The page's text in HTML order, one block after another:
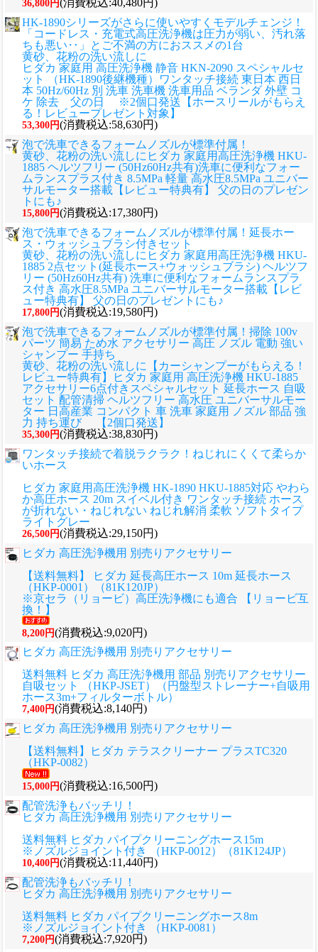
36,800円(消費税込:40,480円)
HK-1890シリーズがさらに使いやすくモデルチェンジ！
「コードレス・充電式高圧洗浄機は圧力が弱い、汚れ落
ちも悪い‥」とご不満の方におススメの1台
黄砂、花粉の洗い流しに
ヒダカ 家庭用 高圧洗浄機 静音 HKN-2090 スペシャルセ
ット （HK-1890後継機種）ワンタッチ接続 東日本 西日
本 50Hz/60Hz 別 洗車 洗車機 洗車用品 ベランダ 外壁 コ
ケ 除去 父の日 ※2個口発送【ホースリールがもらえ
る！レビュープレゼント対象】
53,300円(消費税込:58,630円)
泡で洗車できるフォームノズルが標準付属！
黄砂、花粉の洗い流しに ヒダカ 家庭用高圧洗浄機 HKU-
1885 ヘルツフリー (50Hz60Hz共有)洗車に便利なフォー
ムランスプラス付き 8.5MPa 軽量 高水圧8.5MPa ユニバー
サルモーター搭載【レビュー特典有】 父の日のプレゼン
トにも♪
15,800円(消費税込:17,380円)
泡で洗車できるフォームノズルが標準付属！延長ホー
ス・ウォッシュブラシ付きセット
黄砂、花粉の洗い流しに ヒダカ 家庭用高圧洗浄機 HKU-
1885 2点セット(延長ホース+ウォッシュブラシ) ヘルツフ
リー (50Hz60Hz共有) 洗車に便利なフォームランスプラ
ス付き 高水圧8.5MPa ユニバーサルモーター搭載【レビ
ュー特典有】 父の日のプレゼントにも♪
17,800円(消費税込:19,580円)
泡で洗車できるフォームノズルが標準付属！掃除 100v
パーツ 簡易 ため水 アクセサリー 高圧 ノズル 電動 強い
シャンプー 手持ち
黄砂、花粉の洗い流しに
【カーシャンプーがもらえる！
レビュー特典有】ヒダカ 家庭用 高圧洗浄機 HKU-1885
アクセサリー6点付きスペシャルセット 延長ホース 自吸
セット 配管清掃 ヘルツフリー 高水圧 ユニバーサルモー
ター 日高産業 コンパクト 車 洗車 家庭用 ノズル 部品 強
力 持ち運び 【2個口発送】
35,300円(消費税込:38,830円)
ワンタッチ接続で着脱ラクラク！ねじれにくくて柔らか
いホース
ヒダカ 家庭用高圧洗浄機 HK-1890 HKU-1885対応 やわら
か高圧ホース 20m スイベル付き ワンタッチ接続 ホース
が折れない・ねじれない ねじれ解消 柔軟 ソフトタイプ
ライトグレー
26,500円(消費税込:29,150円)
ヒダカ 高圧洗浄機用 別売りアクセサリー
【送料無料】 ヒダカ 延長高圧ホース 10m 延長ホース
（HKP-0001）（81K120JP）
※京セラ（リョービ）高圧洗浄機にも適合 【リョービ互
換！】
8,200円(消費税込:9,020円)
ヒダカ 高圧洗浄機用 別売りアクセサリー
送料無料 ヒダカ 高圧洗浄機用 部品 別売りアクセサリー
自吸セット （HKP-JSET）（円盤型ストレーナー+自吸用
ホース3m+フィルターボトル）
7,400円(消費税込:8,140円)
ヒダカ 高圧洗浄機用 別売りアクセサリー
【送料無料】ヒダカ テラスクリーナー プラスTC320
（HKP-0082）
15,000円(消費税込:16,500円)
配管洗浄もバッチリ！
ヒダカ 高圧洗浄機用 別売りアクセサリー
送料無料 ヒダカ パイプクリーニングホース15m
※ノズルジョイント付き （HKP-0012）（81K124JP）
10,400円(消費税込:11,440円)
配管洗浄もバッチリ！
ヒダカ 高圧洗浄機用 別売りアクセサリー
送料無料 ヒダカ パイプクリーニングホース8m
※ノズルジョイント付き （HKP-0081）
7,200円(消費税込:7,920円)